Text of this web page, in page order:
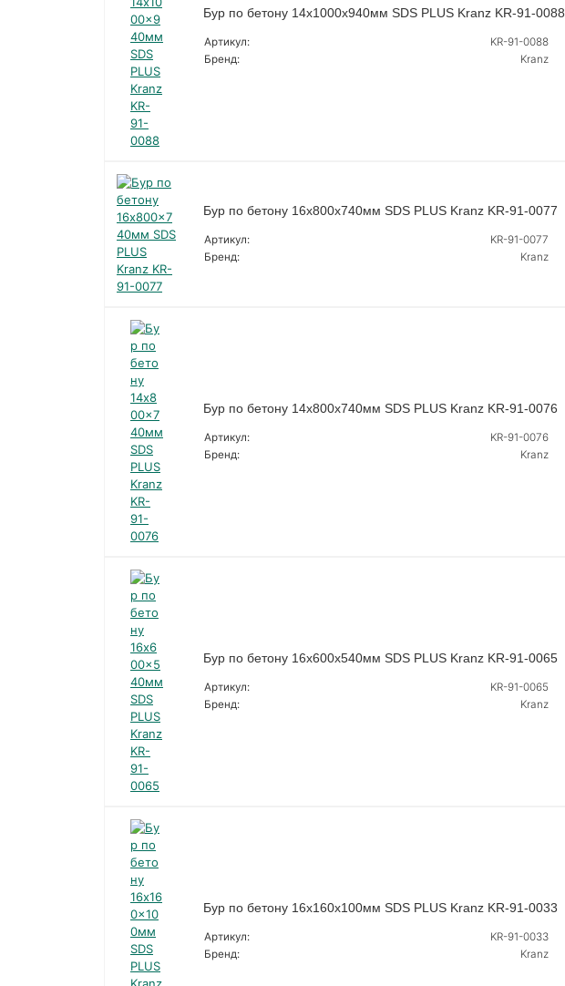
Бур по бетону 14x1000x940мм SDS PLUS Kranz KR-91-0088
Артикул:
KR-91-0088
Бренд:
Kranz
Бур по бетону 16x800x740мм SDS PLUS Kranz KR-91-0077
Артикул:
KR-91-0077
Бренд:
Kranz
Бур по бетону 14x800x740мм SDS PLUS Kranz KR-91-0076
Артикул:
KR-91-0076
Бренд:
Kranz
Бур по бетону 16x600x540мм SDS PLUS Kranz KR-91-0065
Артикул:
KR-91-0065
Бренд:
Kranz
Бур по бетону 16x160x100мм SDS PLUS Kranz KR-91-0033
Артикул:
KR-91-0033
Бренд:
Kranz